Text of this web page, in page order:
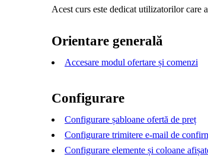
Acest curs este dedicat utilizatorilor care
Orientare generală
Accesare modul ofertare și comenzi
Configurare
Configurare șabloane ofertă de preț
Configurare trimitere e-mail de
Configurare elemente și coloane